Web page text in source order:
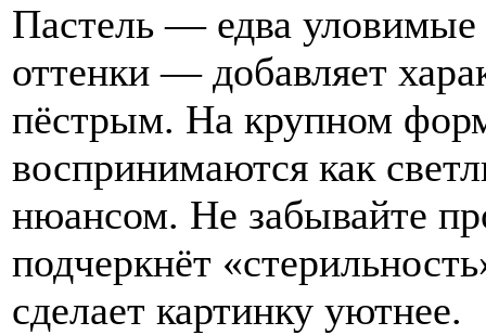
Пастель — едва
оттенки — добавляет
пёстрым. На крупном
воспринимаются как
нюансом. Не забывайте
подчеркнёт
сделает картинку уютнее.